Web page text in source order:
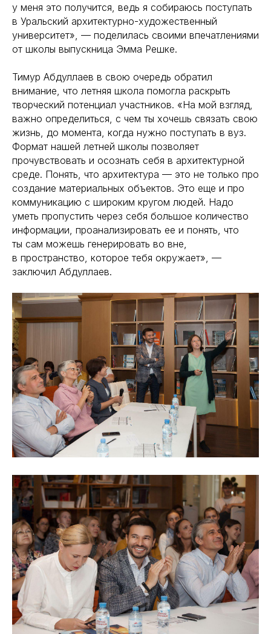
у меня это получится, ведь я собираюсь поступать
в Уральский архитектурно-художественный
университет», — поделилась своими впечатлениями
от школы выпускница Эмма Решке.
Тимур Абдуллаев в свою очередь обратил
внимание, что летняя школа помогла раскрыть
творческий потенциал участников. «На мой взгляд,
важно определиться, с чем ты хочешь связать свою
жизнь, до момента, когда нужно поступать в вуз.
Формат нашей летней школы позволяет
прочувствовать и осознать себя в архитектурной
среде. Понять, что архитектура — это не только про
создание материальных объектов. Это еще и про
коммуникацию с широким кругом людей. Надо
уметь пропустить через себя большое количество
информации, проанализировать ее и понять, что
ты сам можешь генерировать во вне,
в пространство, которое тебя окружает», —
заключил Абдуллаев.